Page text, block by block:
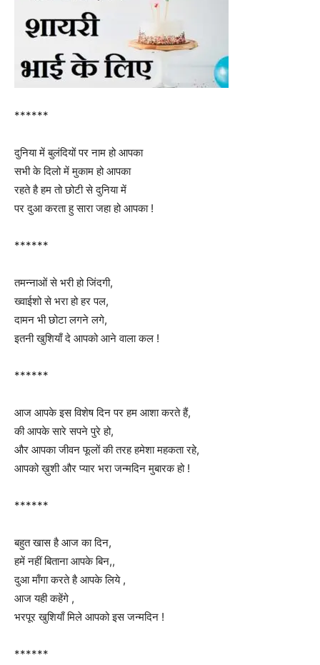
******
दुनिया में बुलंदियों पर नाम हो आपका
सभी के दिलो में मुकाम हो आपका
रहते है हम तो छोटी से दुनिया में
पर दुआ करता हु सारा जहा हो आपका !
******
तमन्नाओं से भरी हो जिंदगी,
ख्वाईशो से भरा हो हर पल,
दामन भी छोटा लगने लगे,
इतनी खुशियाँ दे आपको आने वाला कल !
******
आज आपके इस विशेष दिन पर हम आशा करते हैं,
की आपके सारे सपने पुरे हो,
और आपका जीवन फूलों की तरह हमेशा महकता रहे,
आपको ख़ुशी और प्यार भरा जन्मदिन मुबारक हो !
******
बहुत खास है आज का दिन,
हमें नहीं बिताना आपके बिन,,
दुआ माँगा करते है आपके लिये ,
आज यही कहेंगे ,
भरपूर खुशियाँ मिले आपको इस जन्मदिन !
******